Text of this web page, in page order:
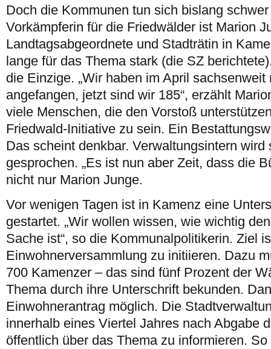
Doch die Kommunen tun sich bislang
Vorkämpferin für die Friedwälder ist Marion
Landtagsabgeordnete und Stadträtin in
lange für das Thema stark (die SZ
die Einzige. „Wir haben im April
angefangen, jetzt sind wir 185“, erzählt
viele Menschen, die den Vorstoß
Friedwald-Initiative zu sein. Ein
Das scheint denkbar. Verwaltungsintern wird
gesprochen. „Es ist nun aber Zeit, dass die
nicht nur Marion Junge.
Vor wenigen Tagen ist in Kamenz eine
gestartet. „Wir wollen wissen, wie wichtig
Sache ist“, so die Kommunalpolitikerin. Ziel
Einwohnerversammlung zu initiieren. Dazu
700 Kamenzer – das sind fünf Prozent der
Thema durch ihre Unterschrift bekunden.
Einwohnerantrag möglich. Die
innerhalb eines Viertel Jahres nach Abgabe
öffentlich über das Thema zu informieren.